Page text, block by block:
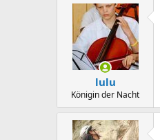
lulu
Königin der Nacht